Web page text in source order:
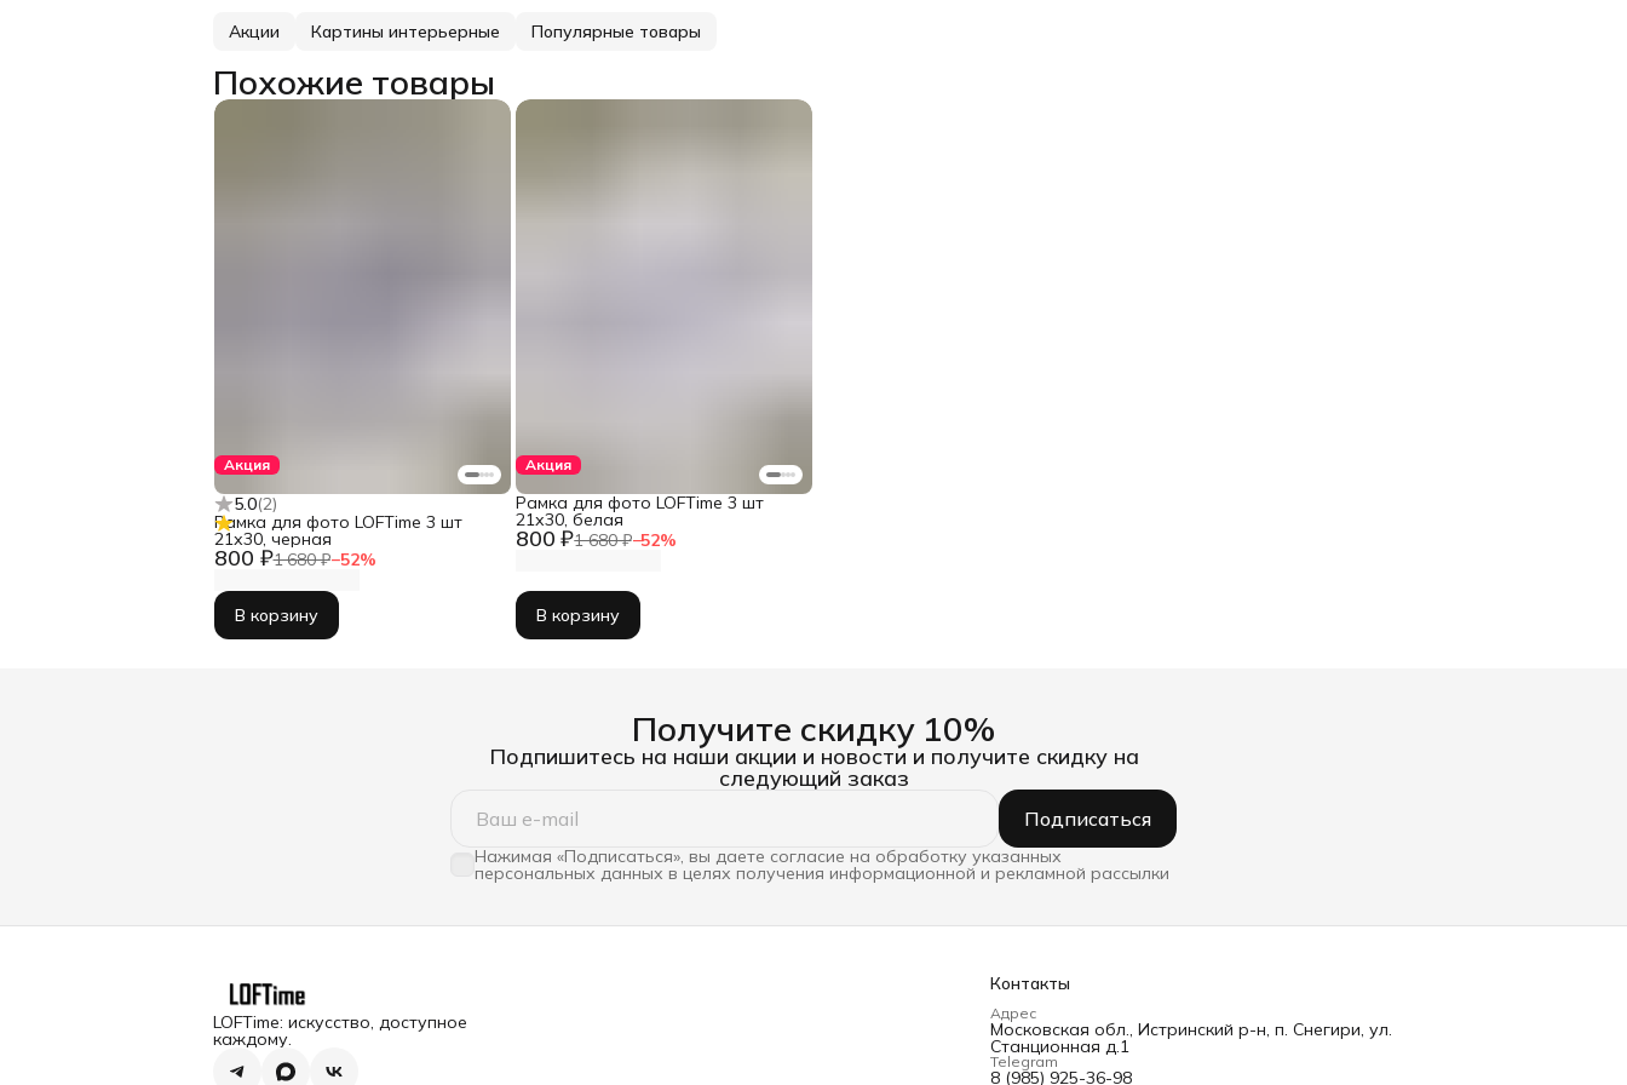
Акции Картины интерьерные Популярные товары
Похожие товары
Акция
5.0(2)
800 ₽1 680 ₽−52%
Рамка для фото LOFTime 3 шт
21х30, черная
В корзину
Акция
800 ₽1 680 ₽−52%
Рамка для фото LOFTime 3 шт
21х30, белая
В корзину
Получите скидку 10%
Подпишитесь на наши акции и новости и получите скидку на
следующий заказ
Подписаться
Нажимая «Подписаться», вы даете согласие на обработку указанных
персональных данных в целях получения информационной и рекламной рассылки
LOFTime: искусство, доступное
каждому.
Контакты
Адрес
Московская обл., Истринский р-н, п. Снегири, ул.
Станционная д.1
Telegram
8 (985) 925-36-98